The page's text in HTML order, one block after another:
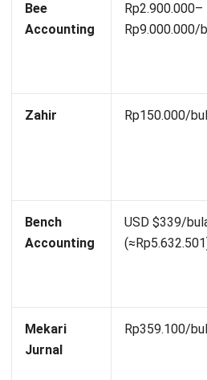
Bee
Accounting
Rp2.900.000–
Rp9.000.000/
Zahir Rp150.000/
Bench
Accounting
USD $339/
Mekari
Jurnal
Rp359.100/